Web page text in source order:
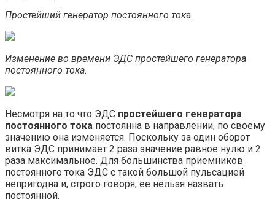
Простейший генератор постоянного тока.
Изменение во времени ЭДС простейшего генератора
постоянного тока.
Несмотря на то что ЭДС простейшего генератора
постоянного тока постоянна в направлении, по своему
значению она изменяется. Поскольку за один оборот
витка ЭДС принимает 2 раза значение равное нулю и 2
раза максимальное. Для большинства приемников
постоянного тока ЭДС с такой большой пульсацией
непригодна и, строго говоря, ее нельзя назвать
постоянной.